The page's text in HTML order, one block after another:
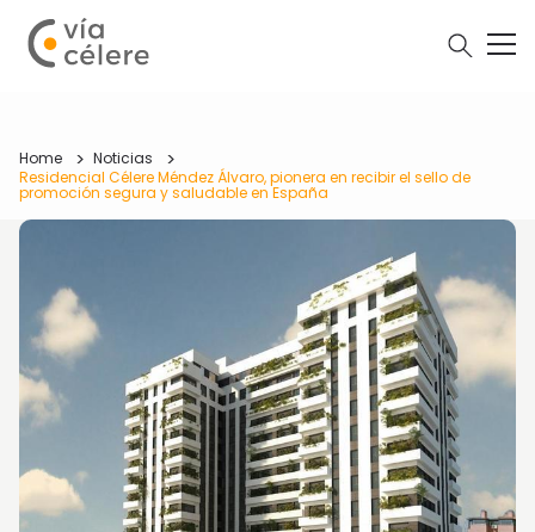
Home
Noticias
Residencial Célere Méndez Álvaro, pionera en recibir el sello de
promoción segura y saludable en España